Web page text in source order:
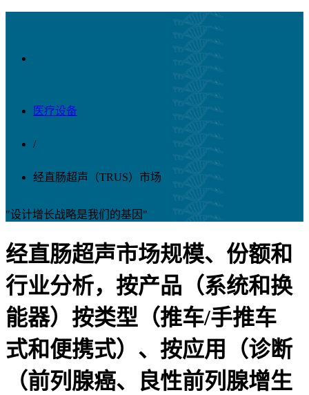
医疗设备
/
经直肠超声（TRUS）市场
"设计增长战略是我们的基因"
经直肠超声市场规模、份额和
行业分析，按产品（系统和换
能器）按类型（推车/手推车
式和便携式）、按应用（诊断
（前列腺癌、良性前列腺增生